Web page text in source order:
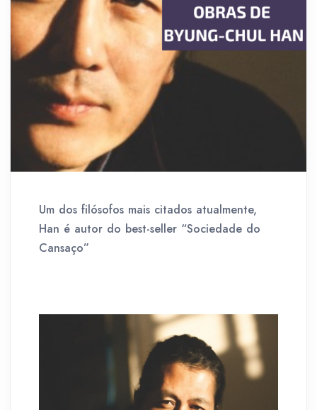
Um dos filósofos mais citados atualmente,
Han é autor do best-seller “Sociedade do
Cansaço”